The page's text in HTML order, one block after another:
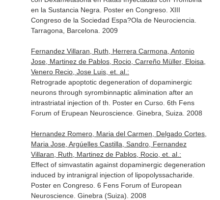
en la Sustancia Negra. Poster en Congreso. XIII
Congreso de la Sociedad Espa?Ola de Neurociencia.
Tarragona, Barcelona. 2009
Fernandez Villaran, Ruth, Herrera Carmona, Antonio
Jose, Martinez de Pablos, Rocio, Carreño Müller, Eloisa,
Venero Recio, Jose Luis, et. al.:
Retrograde apoptotic degeneration of dopaminergic
neurons through syrombinnaptic alimination after an
intrastriatal injection of th. Poster en Curso. 6th Fens
Forum of Erupean Neuroscience. Ginebra, Suiza. 2008
Hernandez Romero, Maria del Carmen, Delgado Cortes,
Maria Jose, Argúelles Castilla, Sandro, Fernandez
Villaran, Ruth, Martinez de Pablos, Rocio, et. al.:
Effect of simvastatin against dopaminergic degeneration
induced by intranigral injection of lipopolyssacharide.
Poster en Congreso. 6 Fens Forum of European
Neuroscience. Ginebra (Suiza). 2008